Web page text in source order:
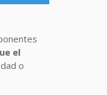
el
o